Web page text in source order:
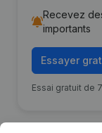
Recevez
importants
Essayer
Essai gratuit de